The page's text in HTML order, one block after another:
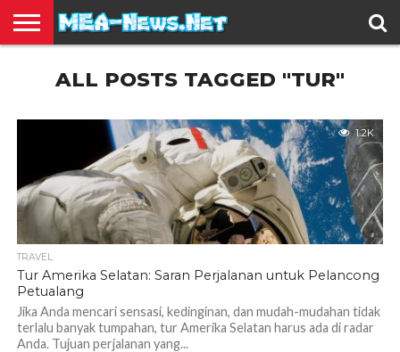
TERBARU
EDUKASI
HIBURAN
INSPIRASI
KESEHATAN
KULINER
OLAH
RAGA
OTOMOTIF
TRAVEL
JUAL
BELIALL POSTS TAGGED "TUR"
1.2K
TRAVEL
Tur Amerika Selatan: Saran Perjalanan untuk Pelancong
Petualang
Jika Anda mencari sensasi, kedinginan, dan mudah-mudahan tidak
terlalu banyak tumpahan, tur Amerika Selatan harus ada di radar
Anda. Tujuan perjalanan yang...